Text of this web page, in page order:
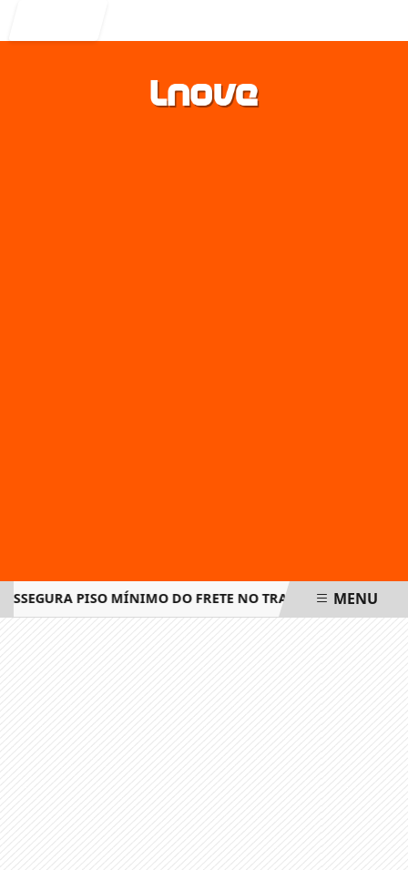
PISO MÍNIMO DO FRETE NO TRANSPORTE DE
MENU